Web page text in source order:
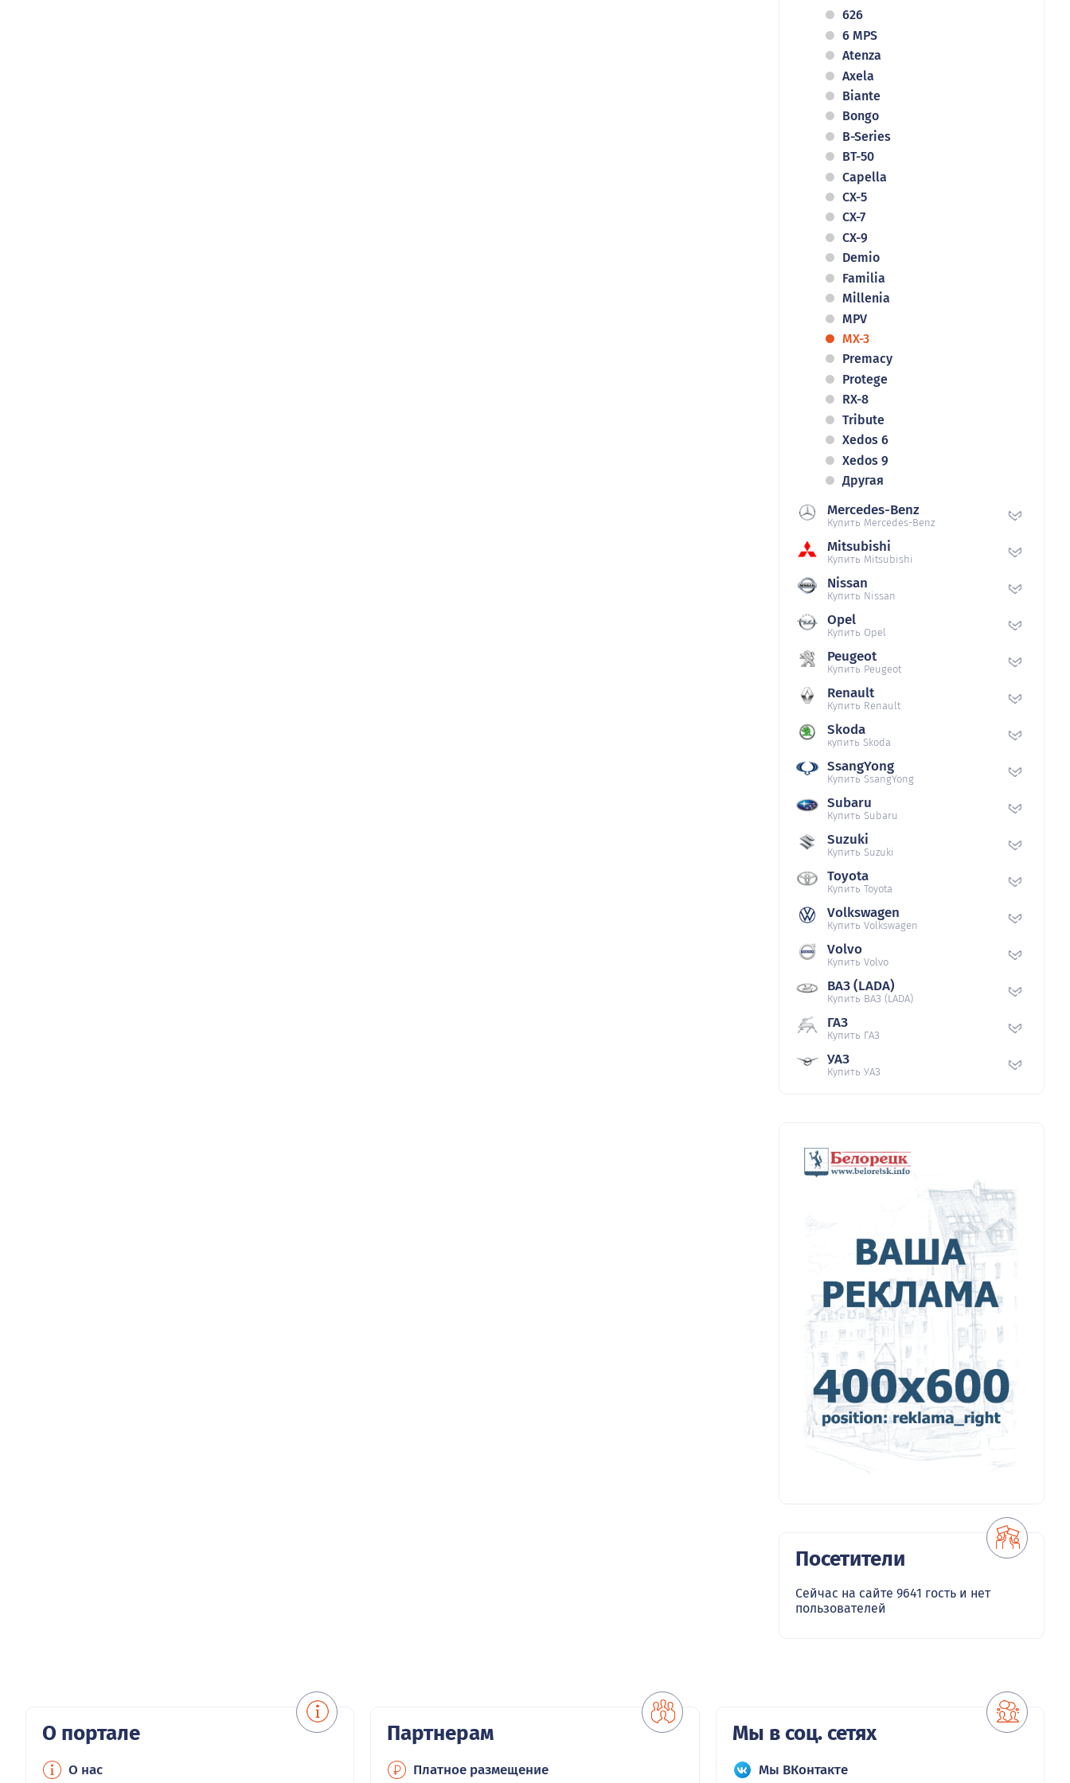
626
6 MPS
Atenza
Axela
Biante
Bongo
B-Series
BT-50
Capella
CX-5
CX-7
CX-9
Demio
Familia
Millenia
MPV
MX-3
Premacy
Protege
RX-8
Tribute
Xedos 6
Xedos 9
Другая
Mercedes-Benz
Купить Mercedes-Benz
Mitsubishi
Купить Mitsubishi
Nissan
Купить Nissan
Opel
Купить Opel
Peugeot
Купить Peugeot
Renault
Купить Renault
Skoda
купить Skoda
SsangYong
Купить SsangYong
Subaru
Купить Subaru
Suzuki
Купить Suzuki
Toyota
Купить Toyota
Volkswagen
Купить Volkswagen
Volvo
Купить Volvo
ВАЗ (LADA)
Купить ВАЗ (LADA)
ГАЗ
Купить ГАЗ
УАЗ
Купить УАЗ
Посетители
Сейчас на сайте 9641 гость и нет
пользователей
О портале
О нас
Партнерам
Платное размещение
Мы в соц. сетях
Мы ВКонтакте